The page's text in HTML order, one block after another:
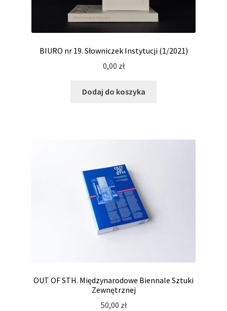
BIURO nr 19. Słowniczek Instytucji (1/2021)
0,00 zł
Dodaj do koszyka
OUT OF STH. Międzynarodowe Biennale Sztuki
Zewnętrznej
50,00 zł